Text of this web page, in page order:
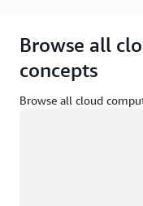
Browse all
concepts
Browse all cloud